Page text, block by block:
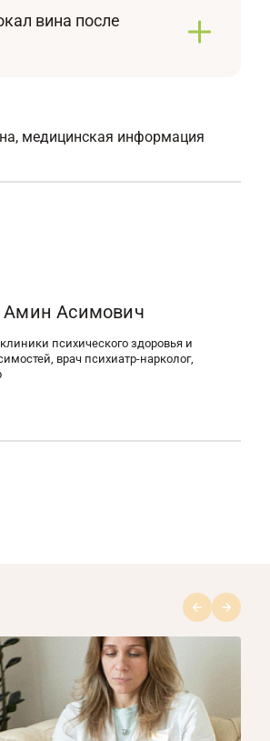
вина после
лицу и спровоцировать
медицинская информация
Амин Асимович
психического здоровья и
врач психиатр-нарколог,